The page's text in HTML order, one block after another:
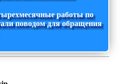
работы по
поводом для обращения